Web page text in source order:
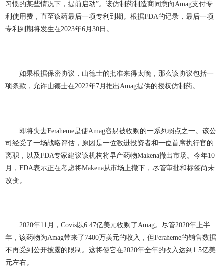
习惯的某些情况下，提前启动”。该仿制药制造商同意向Amag支付专
利使用费，直至该药最后一项专利到期。根据FDA的记录，最后一项
专利到期将发生在2023年6月30日。
如果根据保密协议，山德士的批准来得太晚，那么该协议包括一
项条款，允许山德士在2022年7月推出Amag提供的授权仿制药。
即将失去Feraheme是使Amag容易被收购的一系列弱点之一。该公
司经受了一场战略评估，原因是一位激进投资者和一位首席执行官的
离职，以及FDA专家建议该机构将早产药物Makena撤出市场。今年10
月，FDA表示正在考虑将Makena从市场上撤下，尽管审批和标签尚未
改变。
2020年11月，Covis以6.47亿美元收购了Amag。尽管2020年上半
年，该药物为Amag带来了7400万美元的收入，但Feraheme的销售数据
不再受到公开披露的限制。这将使它在2020年全年的收入达到1.5亿美
元左右。